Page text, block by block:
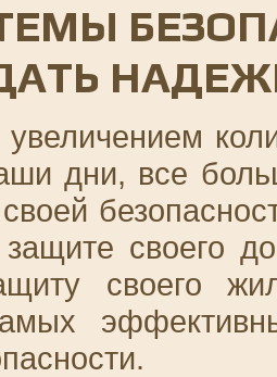
дни, все
своего
своего